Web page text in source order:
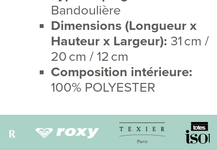
Bandoulière
Dimensions (Longueur x
Hauteur x Largeur): 31 cm /
20 cm / 12 cm
Composition intérieure:
100% POLYESTER